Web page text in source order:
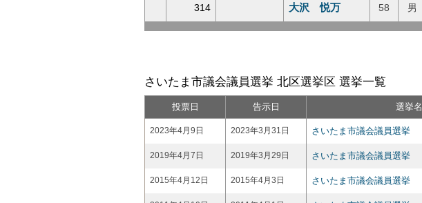
314 大沢 悦万 58 男
さいたま市議会議員選挙 北区選挙区 選挙一覧
投票日 告示日 選挙名
2023年4月9日 2023年3月31日 さいたま市議会議員選挙
2019年4月7日 2019年3月29日 さいたま市議会議員選挙
2015年4月12日 2015年4月3日 さいたま市議会議員選挙